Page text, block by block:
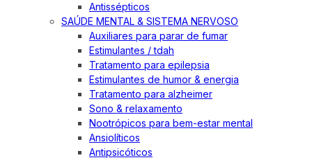
Antissépticos
SAÚDE MENTAL & SISTEMA NERVOSO
Auxiliares para parar de fumar
Estimulantes / tdah
Tratamento para epilepsia
Estimulantes de humor & energia
Tratamento para alzheimer
Sono & relaxamento
Nootrópicos para bem-estar mental
Ansiolíticos
Antipsicóticos